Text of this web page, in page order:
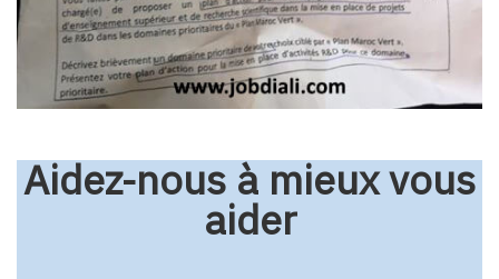
Aidez-nous à mieux vous
aider